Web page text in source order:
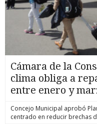
Cámara de la
clima obliga a
entre enero y
Concejo Municipal aprobó
centrado en reducir brechas